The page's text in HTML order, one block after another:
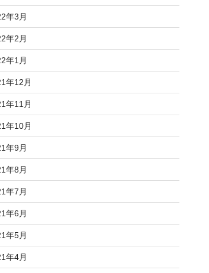
年3月
年2月
年1月
年12月
年11月
年10月
年9月
年8月
年7月
年6月
年5月
年4月